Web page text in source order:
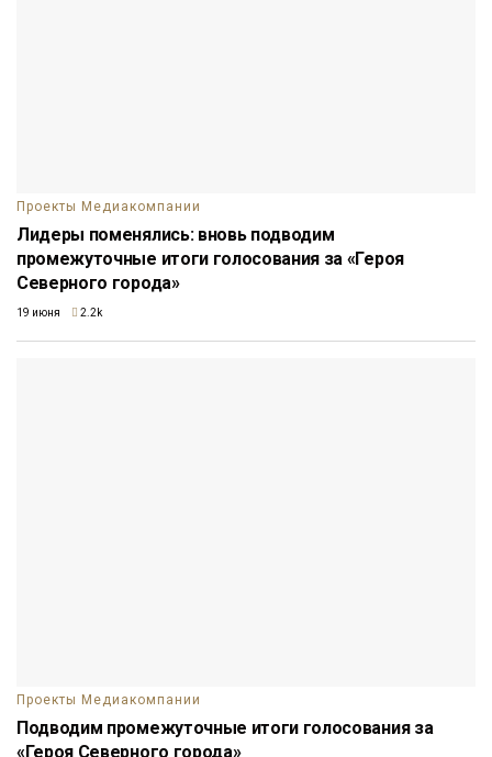
Проекты Медиакомпании
Лидеры поменялись: вновь подводим
промежуточные итоги голосования за «Героя
Северного города»
19 июня 2.2k
Проекты Медиакомпании
Подводим промежуточные итоги голосования за
«Героя Северного города»